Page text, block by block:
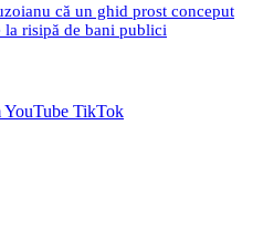
că un ghid prost conceput
la risipă de bani publici
YouTube TikTok